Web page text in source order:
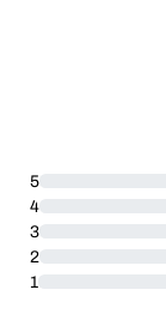
5
4
3
2
1